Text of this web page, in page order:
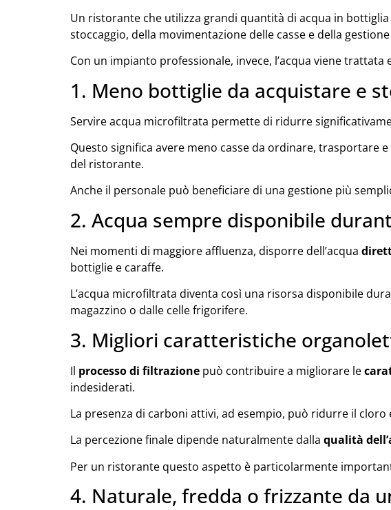
Un ristorante che utilizza grandi quantità di acqua in
stoccaggio, della movimentazione delle casse e della
Con un impianto professionale, invece, l’acqua viene
1. Meno bottiglie da acquistare e
Servire acqua microfiltrata permette di ridurre
Questo significa avere meno casse da ordinare, trasportare
del ristorante.
Anche il personale può beneficiare di una gestione più
2. Acqua sempre disponibile
Nei momenti di maggiore affluenza, disporre dell’acqua
bottiglie e caraffe.
L’acqua microfiltrata diventa così una risorsa disponibile
magazzino o dalle celle frigorifere.
3. Migliori caratteristiche
Il processo di filtrazione può contribuire a migliorare le
indesiderati.
La presenza di carboni attivi, ad esempio, può ridurre il
La percezione finale dipende naturalmente dalla qualità
Per un ristorante questo aspetto è particolarmente
4. Naturale, fredda o frizzante da